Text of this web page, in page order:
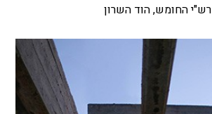
רש"י החומש, הוד השרון